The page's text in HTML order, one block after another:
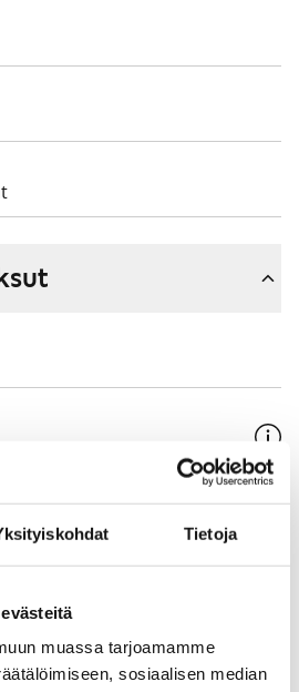
Tietoja
muassa tarjoamamme
sosiaalisen median
oleva, minimi asumisaika